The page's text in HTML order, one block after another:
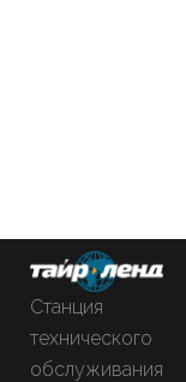
Станция
технического
обслуживания